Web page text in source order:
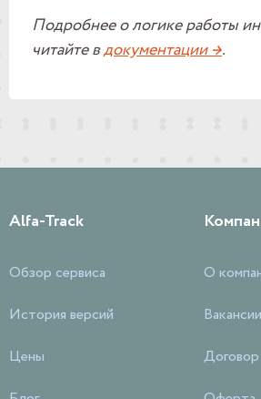
Подробнее о логике работы
читайте вдокументации →.
Alfa-Track
Обзор сервиса
История версий
Цены
О
Вакансии
Договор